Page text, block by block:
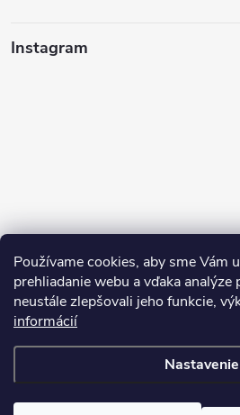
Používame cookies, aby sme Vám
prehliadanie webu a vďaka analýze
neustále zlepšovali jeho funkcie,
informácií
Nastavenie
Instagram
Sledovať na Instagrame
. Všetky práva